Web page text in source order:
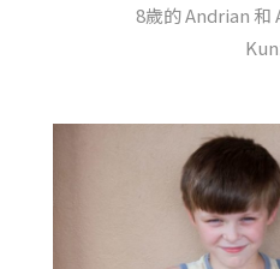
8歲的 Andrian 和